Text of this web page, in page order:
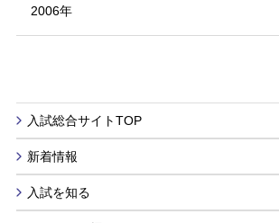
2006年
入試総合サイトTOP
新着情報
入試を知る